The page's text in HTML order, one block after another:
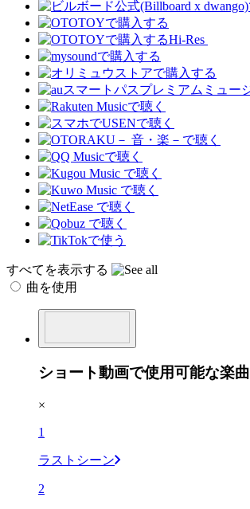
Hi-Res
すべてを表示する
曲を使用
ショート動画で使用可能な楽曲
×
1
ラストシーン
2